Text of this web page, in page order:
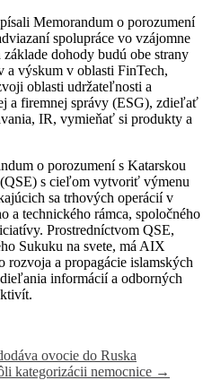
Memorandum o porozumení
spolupráce vo vzájomne
dohody budú obe strany
výskum v oblasti FinTech,
oblasti udržateľnosti a
a firemnej správy (ESG), zdieľať
IR, vymieňať si produkty a
o porozumení s Katarskou
s cieľom vytvoriť výmenu
sa trhových operácií v
a technického rámca, spoločného
Prostredníctvom QSE,
Sukuku na svete, má AIX
rozvoja a propagácie islamských
informácií a odborných
ovocie do Ruska
kategorizácii nemocnice →